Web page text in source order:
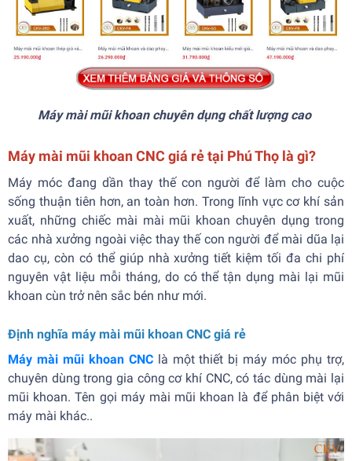
Máy mài mũi khoan chuyên dụng chất lượng cao
Máy mài mũi khoan CNC giá rẻ tại Phú Thọ là gì?
Máy móc đang dần thay thế con người để làm cho cuộc
sống thuận tiên hơn, an toàn hơn. Trong lĩnh vực cơ khí sản
xuất, những chiếc mài mài mũi khoan chuyên dụng trong
các nhà xưởng ngoài việc thay thế con người để mài dũa lại
dao cụ, còn có thể giúp nhà xưởng tiết kiệm tối đa chi phí
nguyên vật liệu mỗi tháng, do có thể tận dụng mài lại mũi
khoan cùn trở nên sắc bén như mới.
Định nghĩa máy mài mũi khoan CNC giá rẻ
Máy mài mũi khoan CNClà một thiết bị máy móc phụ trợ,
chuyên dùng trong gia công cơ khí CNC, có tác dùng mài lại
mũi khoan. Tên gọi máy mài mũi khoan là để phân biệt với
máy mài khác..